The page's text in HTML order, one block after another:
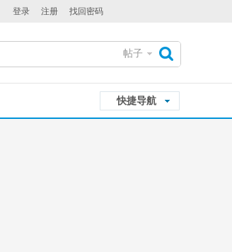
登录 注册 找回密码
帖子
快捷导航